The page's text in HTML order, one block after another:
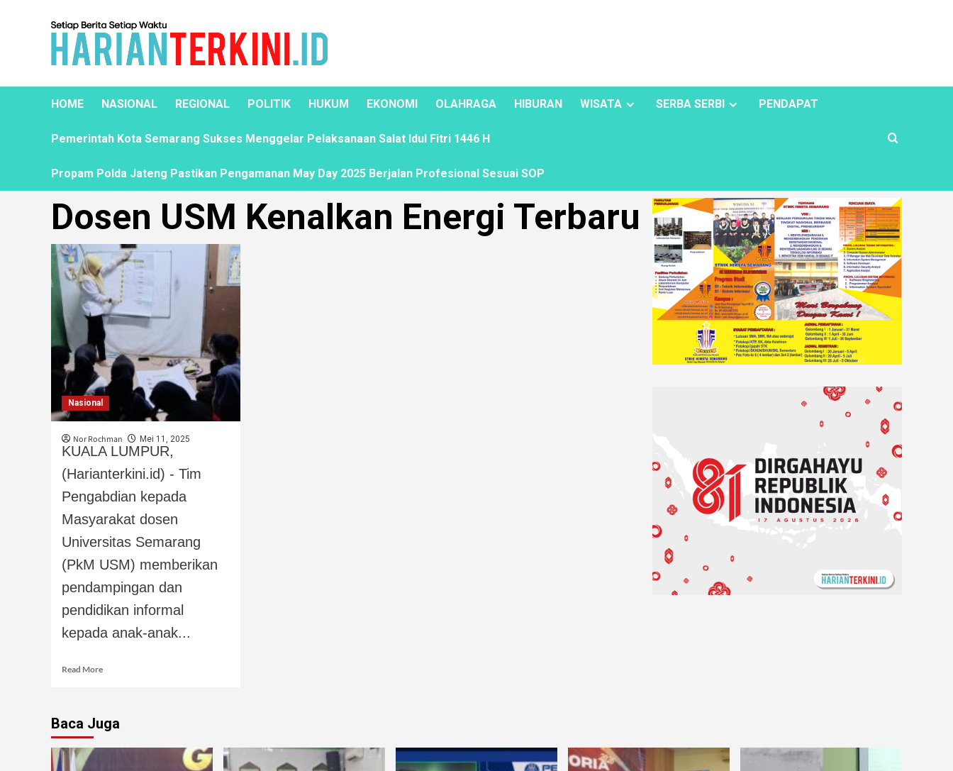
HOME NASIONAL REGIONAL POLITIK HUKUM EKONOMI OLAHRAGA HIBURAN WISATA SERBA SERBI PENDAPAT
Pemerintah Kota Semarang Sukses Menggelar Pelaksanaan Salat Idul Fitri 1446 H
Propam Polda Jateng Pastikan Pengamanan May Day 2025 Berjalan Profesional Sesuai SOP
Dosen USM Kenalkan Energi Terbaru
Nasional
Nor Rochman Mei 11, 2025
KUALA LUMPUR,
(Harianterkini.id) - Tim
Pengabdian kepada
Masyarakat dosen
Universitas Semarang
(PkM USM) memberikan
pendampingan dan
pendidikan informal
kepada anak-anak...
Read More
Baca Juga